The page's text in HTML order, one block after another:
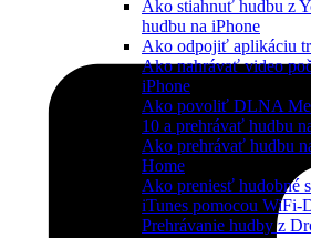
Ako stiahnuť hudbu z
hudbu na iPhone
Ako odpojiť aplikáciu
Ako nahrávať video
iPhone
Ako povoliť DLNA
10 a prehrávať hudbu
Ako prehrávať hudbu
Home
Ako preniesť hudobné
iTunes pomocou WiFi-
Prehrávanie hudby z